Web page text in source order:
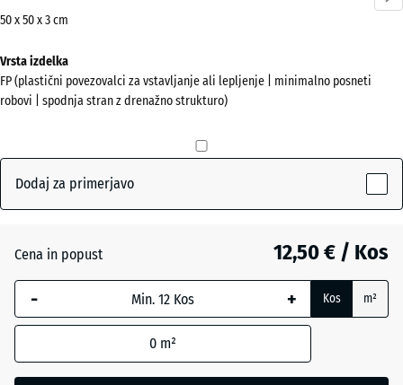
o
Prikaži
barvno
Lipovo
zelena(active)
Antracit - 0,40 €
50 x 50 x 3 cm
Dimenzije
za
pošiljanje
500
Izbrana
dimenzija
z modrim
robom se
za
Vrsta izdelka
FP (plastični povezovalci za vstavljanje ali lepljenje | minimalno posneti
robovi | spodnja stran z drenažno strukturo)
Dodaj za primerjavo
Cena in popust 12,50 € / Kos
- + Kos m²
0 m²